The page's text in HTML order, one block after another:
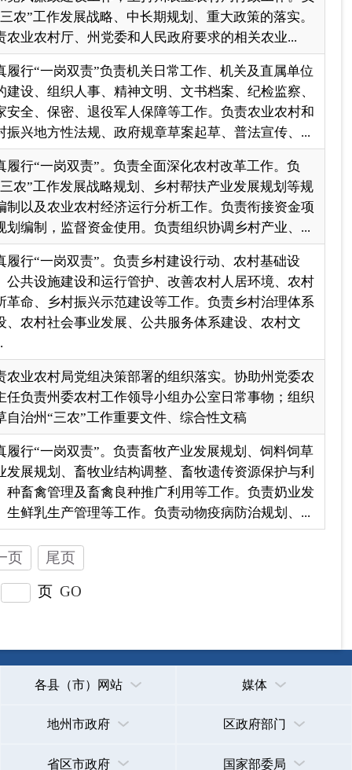
制以及农业农村经济运行分析工作。负责衔接资金项
划编制，监督资金使用。负责组织协调乡村产业、...
履行“一岗双责”。负责乡村建设行动、农村基础设
公共设施建设和运行管护、改善农村人居环境、农村
革命、乡村振兴示范建设等工作。负责乡村治理体系
、农村社会事业发展、公共服务体系建设、农村文
农业农村局党组决策部署的组织落实。协助州党委农
任负责州委农村工作领导小组办公室日常事物；组织
自治州“三农”工作重要文件、综合性文稿
履行“一岗双责”。负责畜牧产业发展规划、饲料饲草
发展规划、畜牧业结构调整、畜牧遗传资源保护与利
种畜禽管理及畜禽良种推广利用等工作。负责奶业发
生鲜乳生产管理等工作。负责动物疫病防治规划、...
页 尾页
页 GO
各县（市）网站 媒体
省区市政府 国家部委局
承办：克孜勒苏柯尔克孜自治州政务公开信息中心
政府网站标识码：6530000002